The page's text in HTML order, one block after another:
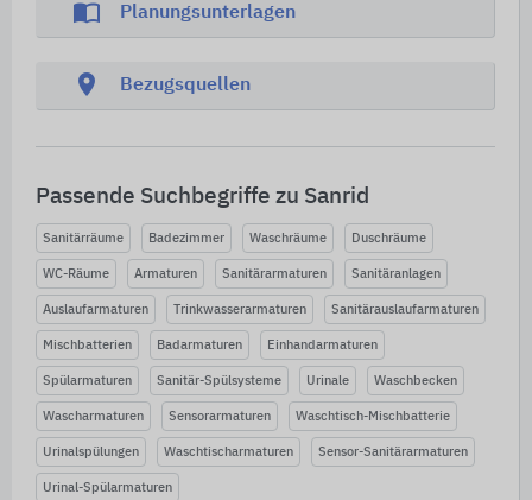
import_contacts Planungsunterlagen
location_on Bezugsquellen
Passende Suchbegriffe zu Sanrid
Sanitärräume Badezimmer Waschräume Duschräume
WC-Räume Armaturen Sanitärarmaturen Sanitäranlagen
Auslaufarmaturen Trinkwasserarmaturen Sanitärauslaufarmaturen
Mischbatterien Badarmaturen Einhandarmaturen
Spülarmaturen Sanitär-Spülsysteme Urinale Waschbecken
Wascharmaturen Sensorarmaturen Waschtisch-Mischbatterie
Urinalspülungen Waschtischarmaturen Sensor-Sanitärarmaturen
Urinal-Spülarmaturen